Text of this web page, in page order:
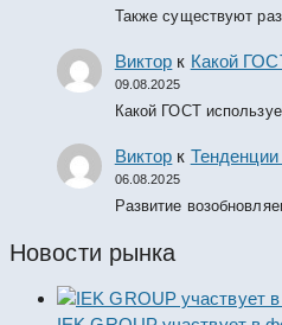
Также существуют
Виктор к Какой
09.08.2025
Какой ГОСТ
Виктор к
06.08.2025
Развитие
Новости рынка